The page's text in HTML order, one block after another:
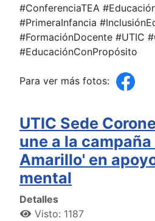
#ConferenciaTEA
#PrimeraInfancia
#FormaciónDocente #UTIC
#EducaciónConPropósito
Para ver más fotos:
UTIC Sede
une a la
Amarillo' en
mental
Detalles
Visto: 1187